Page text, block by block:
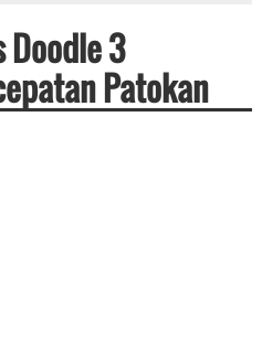
Doodle 3
Patokan